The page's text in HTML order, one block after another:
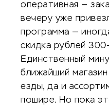
оперативная —
вечеру уже
программа —
скидка рублей
Единственный
ближайший
езды, да и
пошире. Но пока